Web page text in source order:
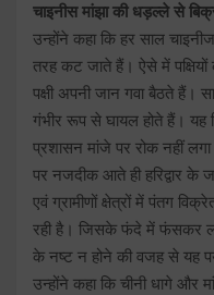
चाइनीस मांझा की धड़ल्ले से
उन्होंने कहा कि हर साल
तरह कट जाते हैं। ऐसे में पक्षियों
पक्षी अपनी जान गवा बैठते हैं।
गंभीर रूप से घायल होते हैं। यह
प्रशासन मांजे पर रोक नहीं लगा
पर नजदीक आते ही हरिद्वार के
एवं ग्रामीणों क्षेत्रों में पंतग
रही है। जिसके फंदे में फंसकर
के नष्ट न होने की वजह से यह
उन्होंने कहा कि चीनी धागे और